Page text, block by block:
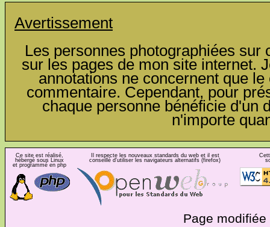
Avertissement
Les personnes photographiées
sur les pages de mon site internet.
annotations ne concernent que
commentaire. Cependant, pour
chaque personne bénéficie d'un
n'importe
Ce site est réalisé,
hébergé sous Linux
et programmé en php
Il respecte les nouveaux standards du web et il est
conseillé d'utiliser les navigateurs alternatifs (firefox)
Page